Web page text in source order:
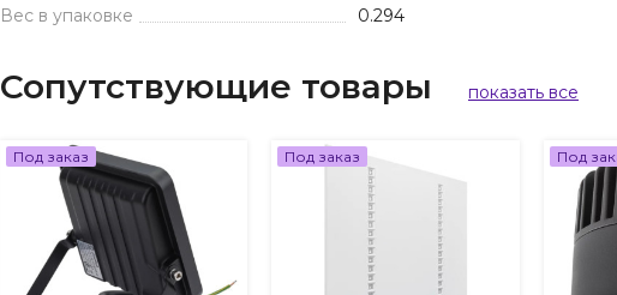
Вес в упаковке
0.294
Сопутствующие товары показать все
Под заказ Под заказ Под